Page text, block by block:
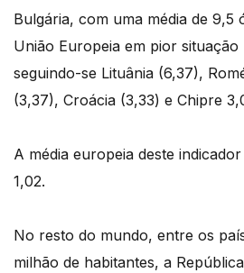
Bulgária, com uma média de 9,5
União Europeia em pior situação
seguindo-se Lituânia (6,37),
(3,37), Croácia (3,33) e Chipre
A média europeia deste
1,02.
No resto do mundo, entre os
milhão de habitantes, a